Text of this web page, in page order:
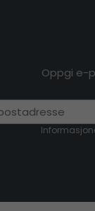
Oppgi e-